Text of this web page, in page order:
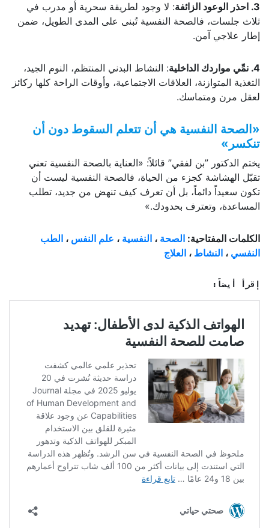
3. احذر الوعود الزائفة
: لا وجود لطريقة سحرية أو مدرب في
ثلاث جلسات، فالصحة النفسية تُبنى على المدى الطويل، ضمن
إطار علاجي آمن.
4. نمِّي مواردك الداخلية
: النشاط البدني المنتظم، النوم الجيد،
التغذية المتوازنة، العلاقات الاجتماعية، وأوقات الراحة كلها ركائز
لعقل مرن ومتماسك.
«الصحة النفسية هي أن تتعلم السقوط دون أن
تنكسر»
يختم الدكتور ”بن لفقي” قائلاً: «العناية بالصحة النفسية تعني
تقبّل الهشاشة كجزء من الحياة، فالصحة النفسية ليست أن
تكون سعيداً دائماً، بل أن تعرف كيف تنهض من جديد، تطلب
المساعدة، وتعترف بحدودك.»
الكلمات المفتاحية: الصحة ، النفسية ، علم النفس ، الطب
النفسي ، النشاط ، العلاج
إقرأ أيضاً: